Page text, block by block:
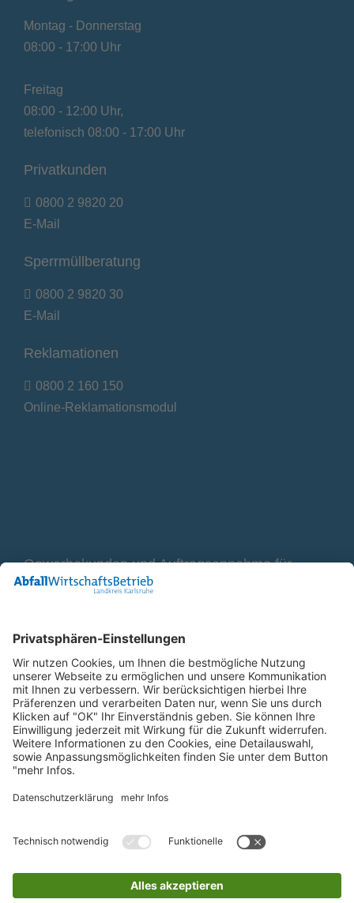
Montag - Donnerstag
08:00 - 17:00 Uhr
Freitag
08:00 - 12:00 Uhr,
telefonisch 08:00 - 17:00 Uhr
Privatkunden
0800 2 9820 20
E-Mail
Sperrmüllberatung
0800 2 9820 30
E-Mail
Reklamationen
0800 2 160 150
Online-Reklamationsmodul
Gewerbekunden und Auftragsannahme für
Container
E-Mail
Bleiben Sie in Verbindung
Facebook Landkreis Karlsruhe
Instagram Landkreis Karlsruhe
Startseite Impressum Datenschutz
Anfahrt
Barriere melden
Barrierefreiheit